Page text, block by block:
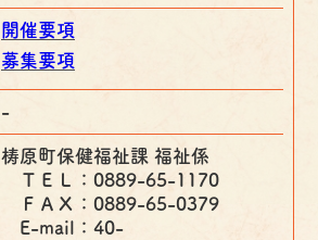
開催要項
募集要項
-
梼原町保健福祉課 福祉係
ＴＥＬ：0889-65-1170
ＦＡＸ：0889-65-0379
E-mail：40-